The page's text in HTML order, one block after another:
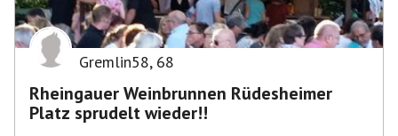
Gremlin58, 68
Rheingauer Weinbrunnen Rüdesheimer
Platz sprudelt wieder!!